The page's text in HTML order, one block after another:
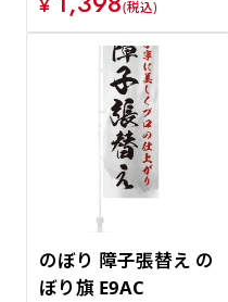
¥ (税込)
のぼり 障子張替え の
ぼり旗 E9AC